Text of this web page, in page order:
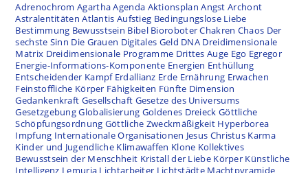
Adrenochrom AgarthaAgenda Aktionsplan Angst Archont
Astralentitäten Atlantis Aufstieg Bedingungslose Liebe
Bestimmung Bewusstsein Bibel BioroboterChakren Chaos Der
sechste Sinn Die Grauen Digitales Geld DNA Dreidimensionale
Matrix Dreidimensionale Programme Drittes Auge Ego Egregor
Energie-Informations-Komponente Energien Enthüllung
Entscheidender Kampf Erdallianz Erde Ernährung Erwachen
Feinstoffliche Körper Fähigkeiten Fünfte Dimension
Gedankenkraft Gesellschaft Gesetze des Universums
GesetzgebungGlobalisierung Goldenes Dreieck Göttliche
Schöpfungsordnung Göttliche Zweckmäßigkeit Hyperborea
Impfung Internationale Organisationen Jesus Christus Karma
Kinder und Jugendliche Klimawaffen Klone Kollektives
Bewusstsein der Menschheit Kristall der Liebe Körper Künstliche
Intelligenz Lemuria Lichtarbeiter Lichtstädte Machtpyramide